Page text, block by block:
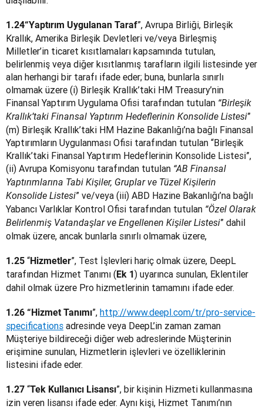
1.24“Yaptırım Uygulanan Taraf”, Avrupa Birliği, Birleşik
Krallık, Amerika Birleşik Devletleri ve/veya Birleşmiş
Milletler’in ticaret kısıtlamaları kapsamında tutulan,
belirlenmiş veya diğer kısıtlanmış tarafların ilgili listesinde yer
alan herhangi bir tarafı ifade eder; buna, bunlarla sınırlı
olmamak üzere (i) Birleşik Krallık’taki HM Treasury’nin
Finansal Yaptırım Uygulama Ofisi tarafından tutulan “Birleşik
Krallık’taki Finansal Yaptırım Hedeflerinin Konsolide Listesi”
(m) Birleşik Krallık’taki HM Hazine Bakanlığı’na bağlı Finansal
Yaptırımların Uygulanması Ofisi tarafından tutulan “Birleşik
Krallık’taki Finansal Yaptırım Hedeflerinin Konsolide Listesi”,
(ii) Avrupa Komisyonu tarafından tutulan “AB Finansal
Yaptırımlarına Tabi Kişiler, Gruplar ve Tüzel Kişilerin
Konsolide Listesi” ve/veya (iii) ABD Hazine Bakanlığı’na bağlı
Yabancı Varlıklar Kontrol Ofisi tarafından tutulan “Özel Olarak
Belirlenmiş Vatandaşlar ve Engellenen Kişiler Listesi” dahil
olmak üzere, ancak bunlarla sınırlı olmamak üzere,
1.25 “Hizmetler”, Test İşlevleri hariç olmak üzere, DeepL
tarafından Hizmet Tanımı (Ek 1) uyarınca sunulan, Eklentiler
dahil olmak üzere Pro hizmetlerinin tamamını ifade eder.
1.26 “Hizmet Tanımı”, http://www.deepl.com/tr/pro-service-
specifications adresinde veya DeepL’in zaman zaman
Müşteriye bildireceği diğer web adreslerinde Müşterinin
erişimine sunulan, Hizmetlerin işlevleri ve özelliklerinin
listesini ifade eder.
1.27 “Tek Kullanıcı Lisansı”, bir kişinin Hizmeti kullanmasına
izin veren lisansı ifade eder. Aynı kişi, Hizmet Tanımı’nın